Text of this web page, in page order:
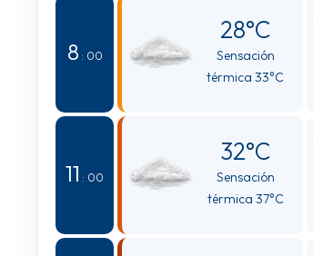
8 : 00
28°C
Sensación
térmica 33°C
11 : 00
32°C
Sensación
térmica 37°C